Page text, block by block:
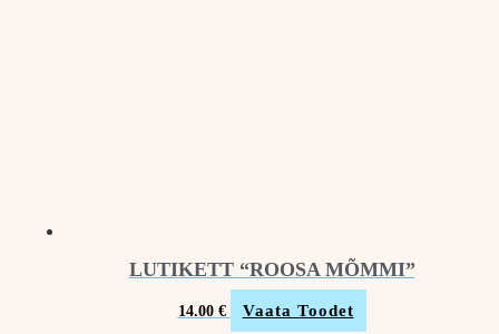
LUTIKETT “ROOSA MÕMMI”
14.00 € Vaata Toodet